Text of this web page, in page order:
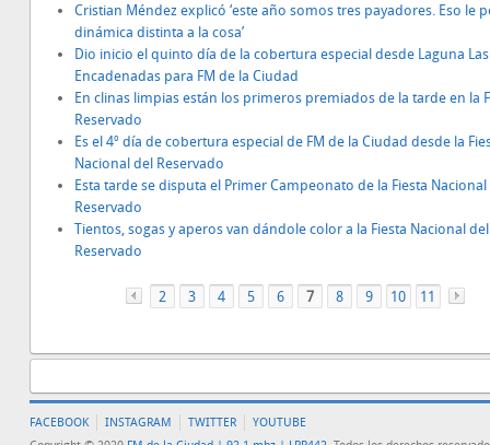
Cristian Méndez explicó ‘este año somos tres payadores. Eso le
dinámica distinta a la cosa’
Dio inicio el quinto día de la cobertura especial desde Laguna Las
Encadenadas para FM de la Ciudad
En clinas limpias están los primeros premiados de la tarde en la
Reservado
Es el 4º día de cobertura especial de FM de la Ciudad desde la
Nacional del Reservado
Esta tarde se disputa el Primer Campeonato de la Fiesta Nacional
Reservado
Tientos, sogas y aperos van dándole color a la Fiesta Nacional del
Reservado
«
2 3 4 5 6 7 8 9 10 11
FACEBOOK INSTAGRAM TWITTER
YOUTUBE